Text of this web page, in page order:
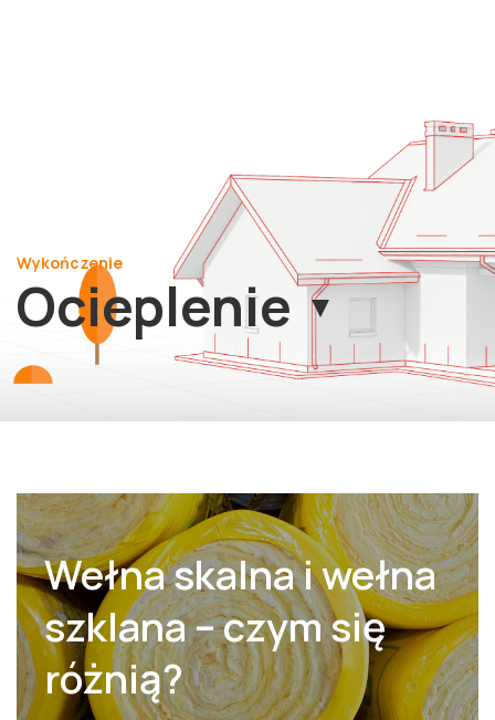
Wykończenie
Ocieplenie
Wełna skalna i wełna
szklana – czym się
różnią?